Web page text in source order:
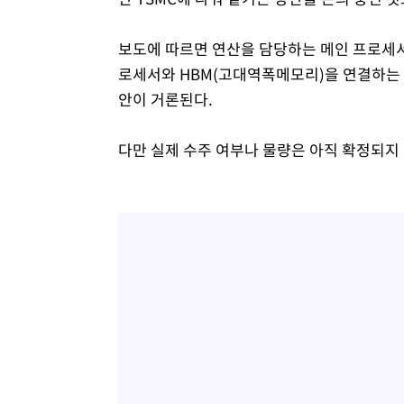
보도에 따르면 연산을 담당하는 메인 프로
로세서와 HBM(고대역폭메모리)을 연결하
안이 거론된다.
다만 실제 수주 여부나 물량은 아직 확정되